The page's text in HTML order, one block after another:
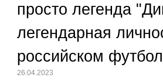
просто легенда
легендарная
российском
26.04.2023